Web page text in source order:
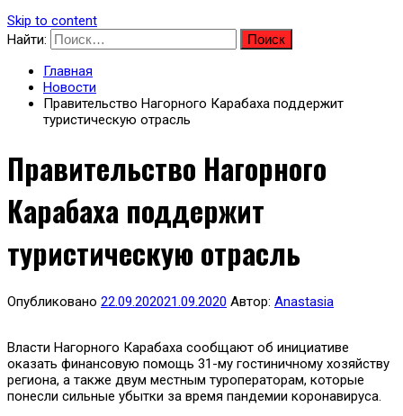
Skip to content
Найти:
Главная
Новости
Правительство Нагорного Карабаха поддержит
туристическую отрасль
Правительство Нагорного
Карабаха поддержит
туристическую отрасль
Опубликовано 22.09.202021.09.2020 Автор: Anastasia
Власти Нагорного Карабаха сообщают об инициативе
оказать финансовую помощь 31-му гостиничному хозяйству
региона, а также двум местным туроператорам, которые
понесли сильные убытки за время пандемии коронавируса.